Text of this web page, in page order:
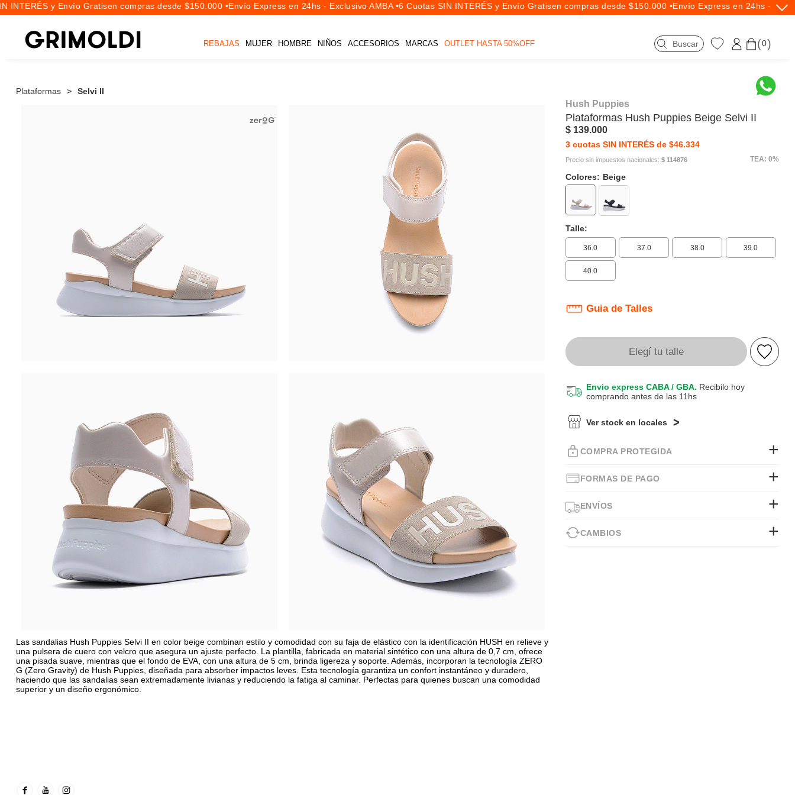
REBAJAS MUJER HOMBRE NIÑOS ACCESORIOS MARCAS OUTLET HASTA 50%OFF
INTERÉS y Envío Gratisen compras desde $150.000 •Envío Express en 24hs - Exclusivo AMBA •6 Cuotas SIN INTERÉS y Envío Gratisen compras desde $150.000 •Envío Express en 24hs -
0
Plataformas Selvi II
Las sandalias Hush Puppies Selvi II en color beige combinan estilo y comodidad con su faja de elástico con la identificación HUSH en relieve y
una pulsera de cuero con velcro que asegura un ajuste perfecto. La plantilla, fabricada en material sintético con una altura de 0,7 cm, ofrece
una pisada suave, mientras que el fondo de EVA, con una altura de 5 cm, brinda ligereza y soporte. Además, incorporan la tecnología ZERO
G (Zero Gravity) de Hush Puppies, diseñada para absorber impactos leves. Esta tecnología garantiza un confort instantáneo y duradero,
haciendo que las sandalias sean extremadamente livianas y reduciendo la fatiga al caminar. Perfectas para quienes buscan una comodidad
superior y un diseño ergonómico.
Hush Puppies
Plataformas Hush Puppies Beige Selvi II
$ 139.000
3 cuotas SIN INTERÉS de $46.334
Precio sin impuestos nacionales: $ 114876 TEA: 0%
Colores: Beige
Talle:
36.0 37.0 38.0 39.0
40.0
Guia de Talles
Elegí tu talle
Envio express CABA / GBA. Recibilo hoy
comprando antes de las 11hs
Ver stock en locales
COMPRA PROTEGIDA
FORMAS DE PAGO
ENVÍOS
CAMBIOS